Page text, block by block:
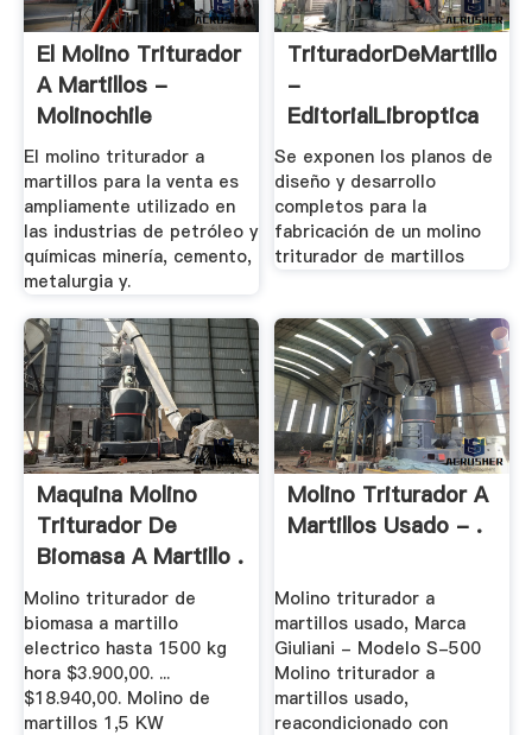
El Molino Triturador
A Martillos -
Molinochile
El molino triturador a
martillos para la venta es
ampliamente utilizado en
las industrias de petróleo y
químicas minería, cemento,
metalurgia y.
TrituradorDeMartillos
-
EditorialLibroptica
Se exponen los planos de
diseño y desarrollo
completos para la
fabricación de un molino
triturador de martillos
Maquina Molino
Triturador De
Biomasa A Martillo .
Molino triturador de
biomasa a martillo
electrico hasta 1500 kg
hora $3.900,00. ...
$18.940,00. Molino de
martillos 1,5 KW
Molino Triturador A
Martillos Usado - .
Molino triturador a
martillos usado, Marca
Giuliani - Modelo S-500
Molino triturador a
martillos usado,
reacondicionado con